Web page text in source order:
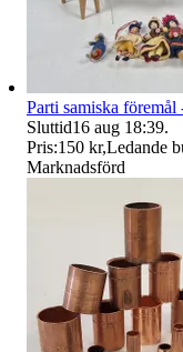
Parti samiska
Sluttid16 aug 18:39.
Pris:150 kr,Ledande
Marknadsförd